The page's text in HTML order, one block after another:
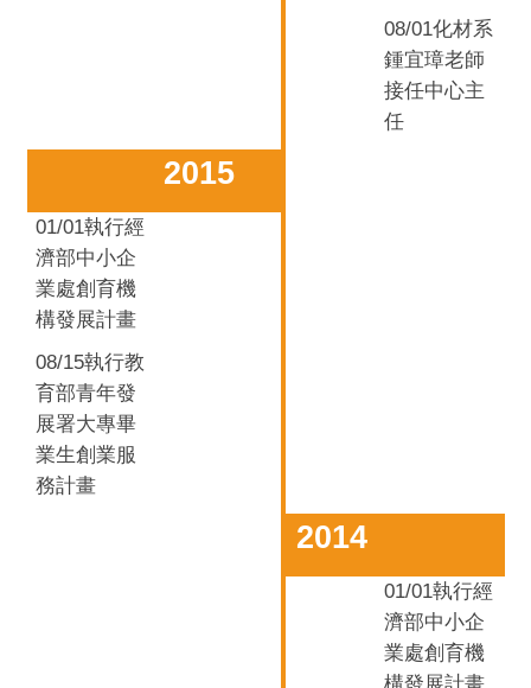
08/01化材系
鍾宜璋老師
接任中心主
任
2015
01/01執行經
濟部中小企
業處創育機
構發展計畫
08/15執行教
育部青年發
展署大專畢
業生創業服
務計畫
2014
01/01執行經
濟部中小企
業處創育機